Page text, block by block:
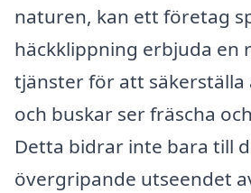
naturen, kan ett företag
häckklippning erbjuda en
tjänster för att säkerställa
och buskar ser fräscha
Detta bidrar inte bara till
övergripande utseendet